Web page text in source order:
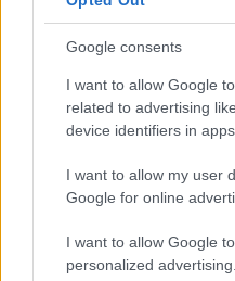
Google consents
I want to allow Google
related to advertising
device identifiers in apps.
I want to allow my user
Google for online
I want to allow Google
personalized advertising.
önellátás témája, a
MTVSZ Youtube